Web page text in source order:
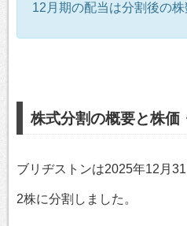
12月期の配当は分割後の
株式分割の概要と株価
ブリヂストンは2025年12月
2株に分割しました。